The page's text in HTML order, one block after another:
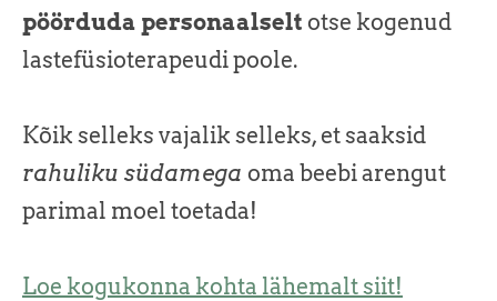
pöörduda personaalselt otse kogenud
lastefüsioterapeudi poole.
Kõik selleks vajalik selleks, et saaksid
rahuliku südamega oma beebi arengut
parimal moel toetada!
Loe kogukonna kohta lähemalt siit!